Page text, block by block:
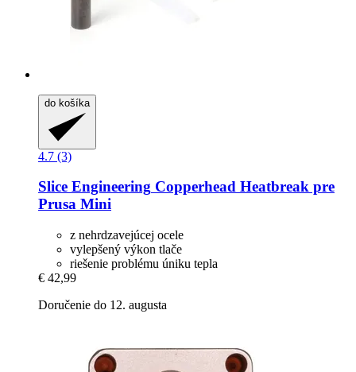
do košíka
4.7 (3)
Slice Engineering Copperhead Heatbreak pre
Prusa Mini
z nehrdzavejúcej ocele
vylepšený výkon tlače
riešenie problému úniku tepla
€ 42,99
Doručenie do 12. augusta